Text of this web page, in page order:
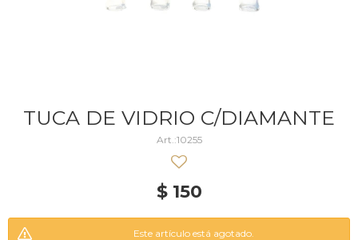
TUCA DE VIDRIO C/DIAMANTE
10255
$ 150
Este artículo está agotado.